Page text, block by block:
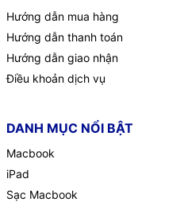
Hướng dẫn mua hàng
Hướng dẫn thanh toán
Hướng dẫn giao nhận
Điều khoản dịch vụ
DANH MỤC NỔI BẬT
Macbook
iPad
Sạc Macbook